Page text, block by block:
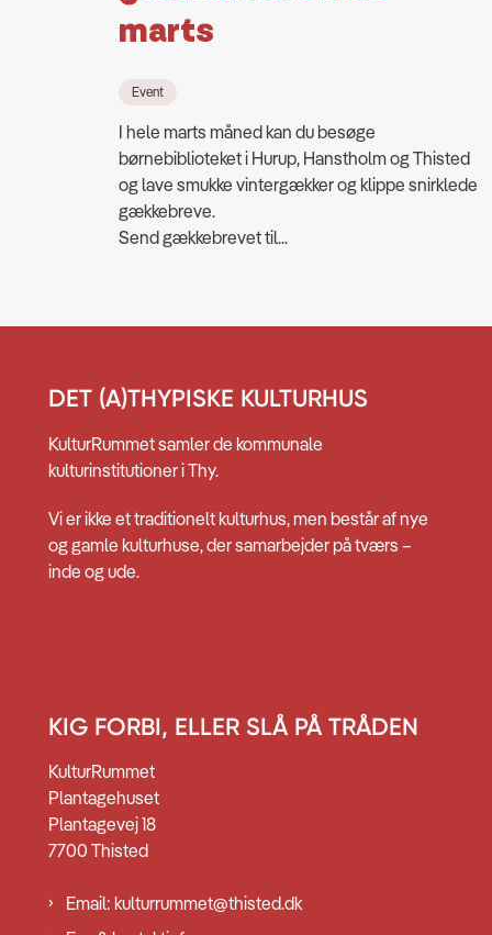
marts
Event
I hele marts måned kan du besøge
børnebiblioteket i Hurup, Hanstholm og Thisted
og lave smukke vintergækker og klippe snirklede
gækkebreve.
Send gækkebrevet til...
DET (A)THYPISKE KULTURHUS
KulturRummet samler de kommunale
kulturinstitutioner i Thy.
Vi er ikke et traditionelt kulturhus, men består af nye
og gamle kulturhuse, der samarbejder på tværs –
inde og ude.
KIG FORBI, ELLER SLÅ PÅ TRÅDEN
KulturRummet
Plantagehuset
Plantagevej 18
7700 Thisted
Email: kulturrummet@thisted.dk